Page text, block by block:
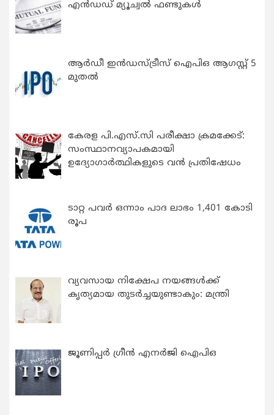
എന്‍ഡഡ് മ്യൂച്വല്‍ ഫണ്ടുകള്‍
ആർഡീ ഇൻഡസ്ട്രീസ് ഐപിഒ ആഗസ്റ്റ് 5
മുതൽ
കേരള പി.എസ്.സി പരീക്ഷാ ക്രമക്കേട്:
സംസ്ഥാനവ്യാപകമായി
ഉദ്യോഗാര്‍ത്ഥികളുടെ വന്‍ പ്രതിഷേധം
ടാറ്റ പവർ ഒന്നാം പാദ ലാഭം 1,401 കോടി
രൂപ
വ്യവസായ നിക്ഷേപ നയങ്ങള്‍ക്ക്
കൃത്യമായ തുടര്‍ച്ചയുണ്ടാകും: മന്ത്രി
ജൂണിപ്പർ ഗ്രീൻ എനർജി ഐപിഒ